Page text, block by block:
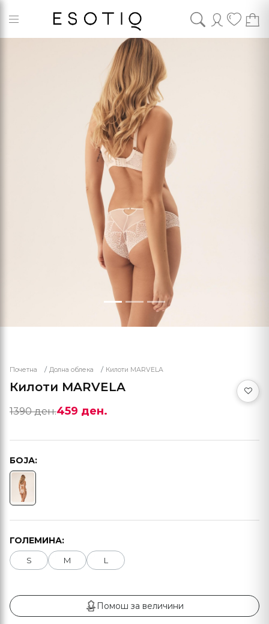
Почетна Долна облека Килоти MARVELA
Килоти MARVELA
1390 ден.459 ден.
БОЈА:
ГОЛЕМИНА:
S M L
Помош за величини